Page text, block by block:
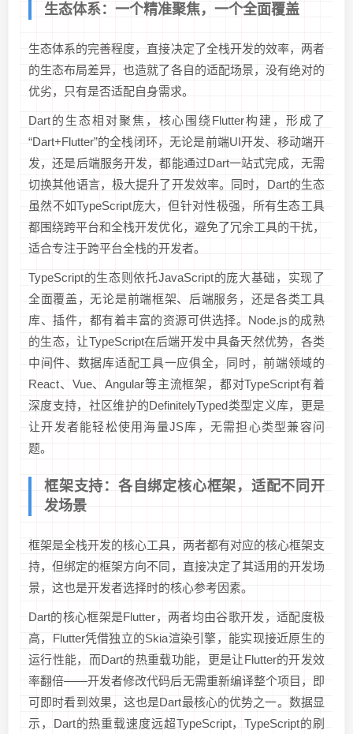
生态体系：一个精准聚焦，一个全面覆盖
生态体系的完善程度，直接决定了全栈开发的效率，两者
的生态布局差异，也造就了各自的适配场景，没有绝对的
优劣，只有是否适配自身需求。
Dart的生态相对聚焦，核心围绕Flutter构建，形成了
“Dart+Flutter”的全栈闭环，无论是前端UI开发、移动端开
发，还是后端服务开发，都能通过Dart一站式完成，无需
切换其他语言，极大提升了开发效率。同时，Dart的生态
虽然不如TypeScript庞大，但针对性极强，所有生态工具
都围绕跨平台和全栈开发优化，避免了冗余工具的干扰，
适合专注于跨平台全栈的开发者。
TypeScript的生态则依托JavaScript的庞大基础，实现了
全面覆盖，无论是前端框架、后端服务，还是各类工具
库、插件，都有着丰富的资源可供选择。Node.js的成熟
的生态，让TypeScript在后端开发中具备天然优势，各类
中间件、数据库适配工具一应俱全，同时，前端领域的
React、Vue、Angular等主流框架，都对TypeScript有着
深度支持，社区维护的DefinitelyTyped类型定义库，更是
让开发者能轻松使用海量JS库，无需担心类型兼容问
题。
框架支持：各自绑定核心框架，适配不同开
发场景
框架是全栈开发的核心工具，两者都有对应的核心框架支
持，但绑定的框架方向不同，直接决定了其适用的开发场
景，这也是开发者选择时的核心参考因素。
Dart的核心框架是Flutter，两者均由谷歌开发，适配度极
高，Flutter凭借独立的Skia渲染引擎，能实现接近原生的
运行性能，而Dart的热重载功能，更是让Flutter的开发效
率翻倍——开发者修改代码后无需重新编译整个项目，即
可即时看到效果，这也是Dart最核心的优势之一。数据显
示，Dart的热重载速度远超TypeScript，TypeScript的刷